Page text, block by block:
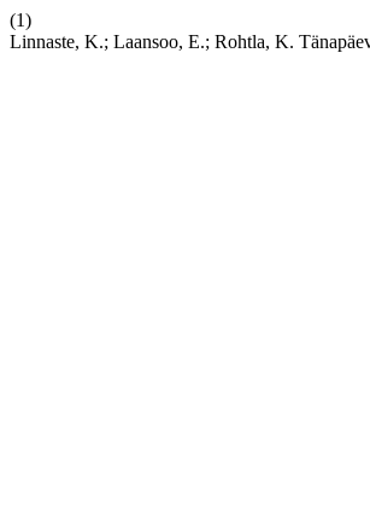
(1)
Linnaste, K.; Laansoo, E.; Rohtla, K.